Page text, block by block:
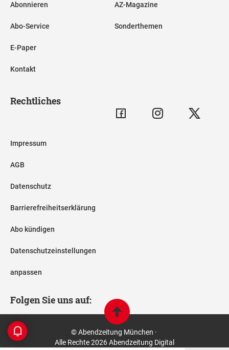
Abonnieren
Abo-Service
E-Paper
Kontakt
AZ-Magazine
Sonderthemen
Rechtliches
Impressum
AGB
Datenschutz
Barrierefreiheitserklärung
Abo kündigen
Datenschutzeinstellungen
anpassen
Folgen Sie uns auf:
© Abendzeitung München ·
Alle Rechte 2026 Abendzeitung Digital